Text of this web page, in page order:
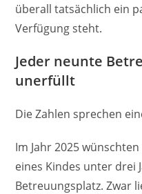
überall tatsächlich ein
Verfügung steht.
Jeder neunte
unerfüllt
Die Zahlen sprechen
Im Jahr 2025
eines Kindes unter drei
Betreuungsplatz. Zwar